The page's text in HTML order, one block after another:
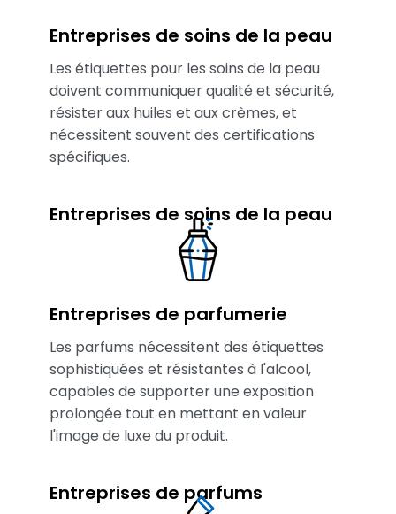
Entreprises de soins de la peau
Les étiquettes pour les soins de la peau
doivent communiquer qualité et sécurité,
résister aux huiles et aux crèmes, et
nécessitent souvent des certifications
spécifiques.
Entreprises de soins de la peau
Entreprises de parfumerie
Les parfums nécessitent des étiquettes
sophistiquées et résistantes à l'alcool,
capables de supporter une exposition
prolongée tout en mettant en valeur
l'image de luxe du produit.
Entreprises de parfums